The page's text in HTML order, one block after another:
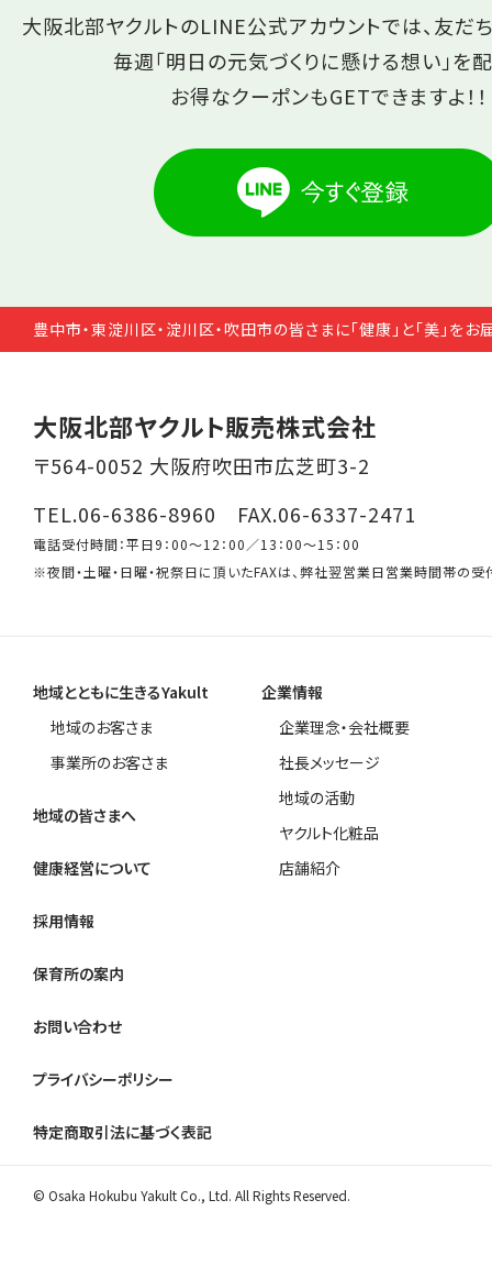
大阪北部ヤクルトのLINE公式アカウントでは、友だ
毎週「明日の元気づくりに懸ける想い」を
お得なクーポンもGETできますよ！！
豊中市・東淀川区・淀川区・吹田市の皆さまに「健康」と「美」をお
大阪北部ヤクルト販売株式会社
〒564-0052 大阪府吹田市広芝町3-2
TEL.06-6386-8960 FAX.06-6337-2471
電話受付時間：平日9：00～12：00／13：00～15：00
※夜間・土曜・日曜・祝祭日に頂いたFAXは、弊社翌営業日営業時間帯の受
地域とともに生きるYakult
地域のお客さま
事業所のお客さま
地域の皆さまへ
健康経営について
企業情報
企業理念・会社概要
社長メッセージ
地域の活動
ヤクルト化粧品
店舗紹介
採用情報
保育所の案内
お問い合わせ
プライバシーポリシー
特定商取引法に基づく表記
© Osaka Hokubu Yakult Co., Ltd. All Rights Reserved.